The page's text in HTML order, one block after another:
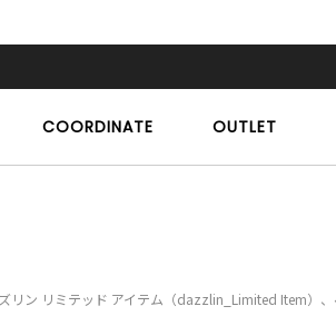
COORDINATE OUTLET
リン リミテッド アイテム（dazzlin_Limited Item）